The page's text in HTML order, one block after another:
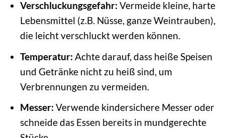
Verschluckungsgefahr: Vermeide kleine, harte
Lebensmittel (z.B. Nüsse, ganze Weintrauben),
die leicht verschluckt werden können.
Temperatur: Achte darauf, dass heiße Speisen
und Getränke nicht zu heiß sind, um
Verbrennungen zu vermeiden.
Messer: Verwende kindersichere Messer oder
schneide das Essen bereits in mundgerechte